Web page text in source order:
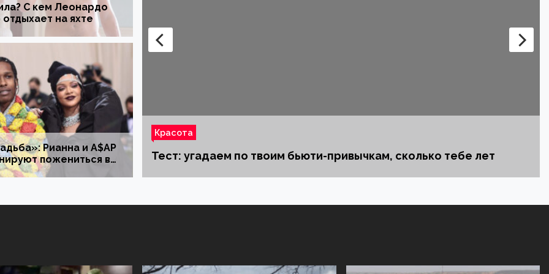
С кем Леонардо
на яхте
Рианна и A$AP
пожениться в
тебе лет
Красота
Топ новых фильмов ужасов